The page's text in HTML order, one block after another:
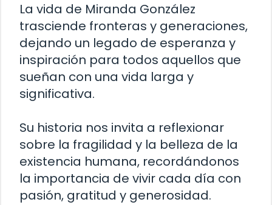
La vida de Miranda González
trasciende fronteras y generaciones,
dejando un legado de esperanza y
inspiración para todos aquellos que
sueñan con una vida larga y
significativa.
Su historia nos invita a reflexionar
sobre la fragilidad y la belleza de la
existencia humana, recordándonos
la importancia de vivir cada día con
pasión, gratitud y generosidad.